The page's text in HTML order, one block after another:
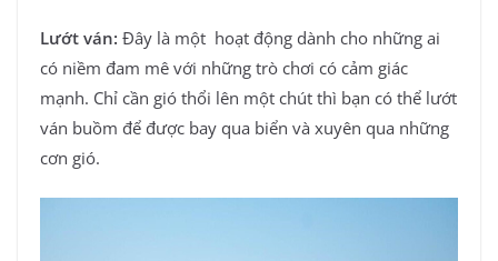
Lướt ván: Đây là một hoạt động dành cho những ai
có niềm đam mê với những trò chơi có cảm giác
mạnh. Chỉ cần gió thổi lên một chút thì bạn có thể lướt
ván buồm để được bay qua biển và xuyên qua những
cơn gió.